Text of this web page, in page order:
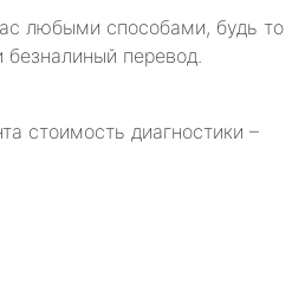
любыми способами, будь то
безналиный перевод.
стоимость диагностики –